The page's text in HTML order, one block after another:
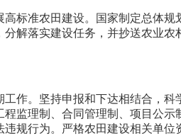
标准农田建设。国家制定总体
解落实建设任务，并抄送农业
作。坚持申报和下达相结合，
监理制、合同管理制、项目公
规行为。严格农田建设相关单